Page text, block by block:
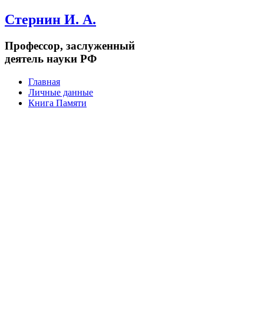
Стернин И. А.
Профессор, заслуженный
деятель науки РФ
Главная
Личные данные
Книга Памяти